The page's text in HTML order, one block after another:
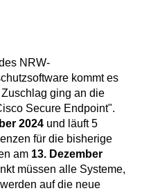
NRW-
kommt es
ging an die
Secure Endpoint".
2024 und läuft 5
für die bisherige
am 13. Dezember
müssen alle Systeme,
auf die neue